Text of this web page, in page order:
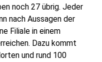
noch 27 übrig. Jeder
nach Aussagen der
Filiale in einem
Dazu kommt
und rund 100